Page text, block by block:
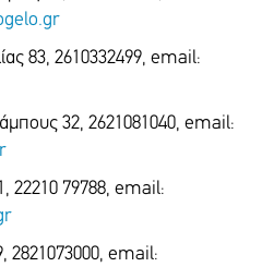
83, 2610332499, email:
32, 2621081040, email:
22210 79788, email:
2821073000, email: